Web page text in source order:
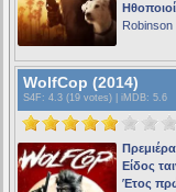
Robinson
WolfCop (2014)
S4F : 4.3 (19 votes) | iMDB: 5.6
Είδος
Έτος